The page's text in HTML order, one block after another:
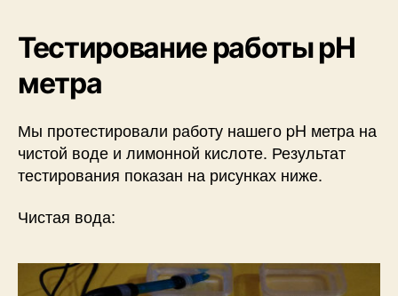
Тестирование работы pH
метра
Мы протестировали работу нашего pH метра на
чистой воде и лимонной кислоте. Результат
тестирования показан на рисунках ниже.
Чистая вода: